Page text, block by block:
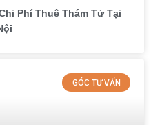
Phí Thuê Thám Tử Tại
GÓC TƯ VẤN